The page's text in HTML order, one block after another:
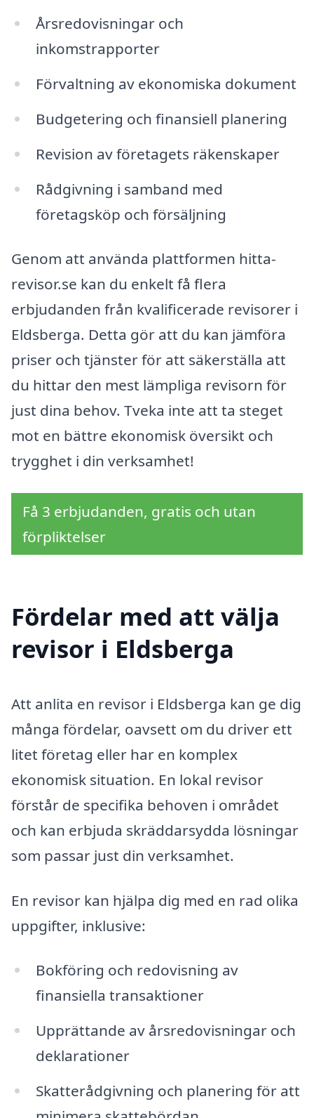
Årsredovisningar och
inkomstrapporter
Förvaltning av ekonomiska dokument
Budgetering och finansiell planering
Revision av företagets räkenskaper
Rådgivning i samband med
företagsköp och försäljning
Genom att använda plattformen hitta-
revisor.se kan du enkelt få flera
erbjudanden från kvalificerade revisorer i
Eldsberga. Detta gör att du kan jämföra
priser och tjänster för att säkerställa att
du hittar den mest lämpliga revisorn för
just dina behov. Tveka inte att ta steget
mot en bättre ekonomisk översikt och
trygghet i din verksamhet!
Få 3 erbjudanden, gratis och utan
förpliktelser
Fördelar med att välja
revisor i Eldsberga
Att anlita en revisor i Eldsberga kan ge dig
många fördelar, oavsett om du driver ett
litet företag eller har en komplex
ekonomisk situation. En lokal revisor
förstår de specifika behoven i området
och kan erbjuda skräddarsydda lösningar
som passar just din verksamhet.
En revisor kan hjälpa dig med en rad olika
uppgifter, inklusive:
Bokföring och redovisning av
finansiella transaktioner
Upprättande av årsredovisningar och
deklarationer
Skatterådgivning och planering för att